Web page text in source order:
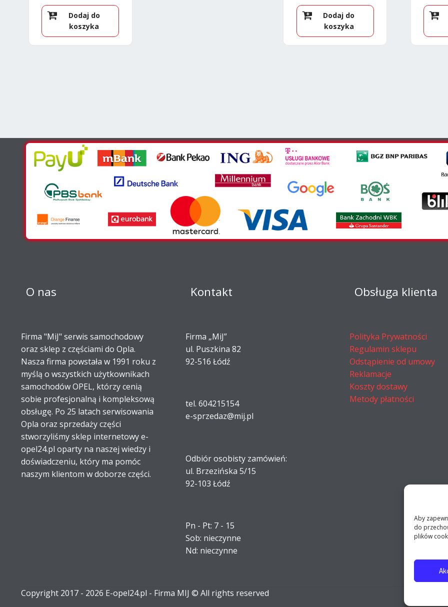
Aby
do
plików
cena
wynosiła:
97,10zł.
cena
88,30zł.
Dodaj do
koszyka
cena
wynosiła:
50,00zł.
cena
45,00zł.
Dodaj do
koszyka
O nas
Firma "MiJ" serwis samochodowy
oraz sklep z częściami do Opla.
Nasza firma powstała w 1991 roku z
myślą o wszystkich użytkownikach
samochodów OPEL, którzy cenią
sobie profesjonalną i kompleksową
obsługę. Po 25 latach serwisowania
Opla oraz sprzedaży części
stworzyliśmy sklep internetowy e-
opel24.pl oparty na naszej wiedzy i
doświadczeniu, który ma pomóc
naszym klientom w doborze części.
Kontakt
Firma „MiJ”
ul. Puszkina 82
92-516 Łódź
tel. 604215154
e-sprzedaz@mij.pl
Odbiór osobisty zamówień:
ul. Brzezińska 5/15
92-103 Łódź
Pn - Pt: 7 - 15
Sob: nieczynne
Nd: nieczynne
Obsługa klienta
Polityka Prywatności
Regulamin sklepu
Odstąpienie od umowy
Reklamacje
Koszty dostawy
Metody płatności
Copyright 2017 - 2026 E-opel24.pl - Firma MIJ © All rights reserved